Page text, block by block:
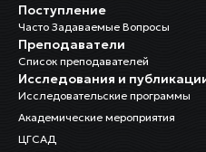
Поступление
Часто Задаваемые Вопросы
Преподаватели
Список преподавателей
Исследования и
Исследовательские программы
Академические мероприятия
ЦГСАД